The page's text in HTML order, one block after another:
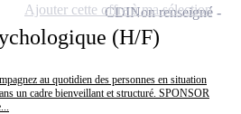
(H/F)
au quotidien des personnes en situation
un cadre bienveillant et structuré. SPONSOR
CDINon renseigné
Ajouter cette offre à ma sélection